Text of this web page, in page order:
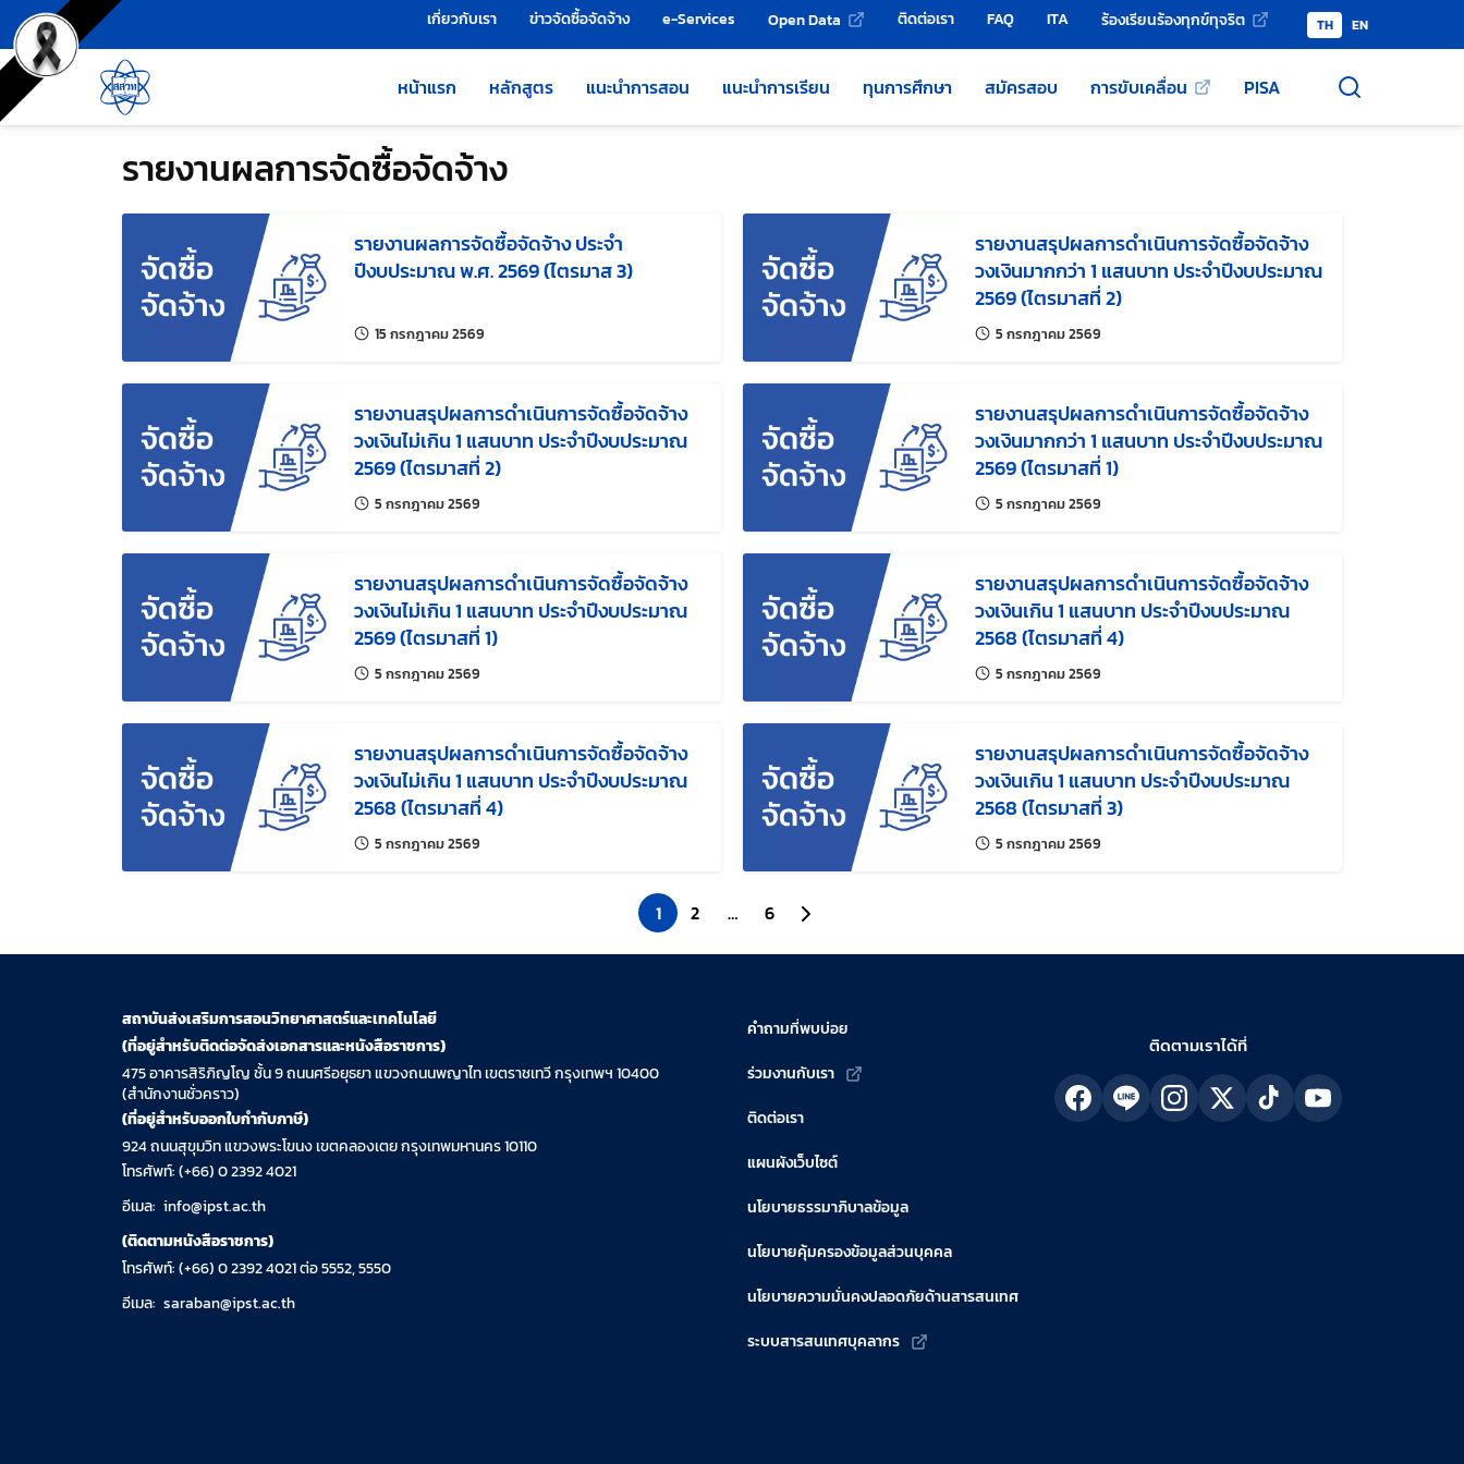
ข้ามไปยังเนื้อหาหลัก
เครื่องมือช่วยเหลือ เกี่ยวกับเรา ข่าวจัดซื้อจัดจ้าง e-Services Open Data ติดต่อเรา FAQ ITA ร้องเรียนร้องทุกข์ทุจริต TH EN
หน้าแรก หลักสูตร แนะนำการสอน แนะนำการเรียน ทุนการศึกษา สมัครสอบ การขับเคลื่อน PISA
รายงานผลการจัดซื้อจัดจ้าง
รายงานผลการจัดซื้อจัดจ้าง ประจำ
ปีงบประมาณ พ.ศ. 2569 (ไตรมาส 3)
15 กรกฎาคม 2569
รายงานสรุปผลการดำเนินการจัดซื้อจัดจ้าง
วงเงินมากกว่า 1 แสนบาท ประจำปีงบประมาณ
2569 (ไตรมาสที่ 2)
5 กรกฎาคม 2569
รายงานสรุปผลการดำเนินการจัดซื้อจัดจ้าง
วงเงินไม่เกิน 1 แสนบาท ประจำปีงบประมาณ
2569 (ไตรมาสที่ 2)
5 กรกฎาคม 2569
รายงานสรุปผลการดำเนินการจัดซื้อจัดจ้าง
วงเงินมากกว่า 1 แสนบาท ประจำปีงบประมาณ
2569 (ไตรมาสที่ 1)
5 กรกฎาคม 2569
รายงานสรุปผลการดำเนินการจัดซื้อจัดจ้าง
วงเงินไม่เกิน 1 แสนบาท ประจำปีงบประมาณ
2569 (ไตรมาสที่ 1)
5 กรกฎาคม 2569
รายงานสรุปผลการดำเนินการจัดซื้อจัดจ้าง
วงเงินเกิน 1 แสนบาท ประจำปีงบประมาณ
2568 (ไตรมาสที่ 4)
5 กรกฎาคม 2569
รายงานสรุปผลการดำเนินการจัดซื้อจัดจ้าง
วงเงินไม่เกิน 1 แสนบาท ประจำปีงบประมาณ
2568 (ไตรมาสที่ 4)
5 กรกฎาคม 2569
รายงานสรุปผลการดำเนินการจัดซื้อจัดจ้าง
วงเงินเกิน 1 แสนบาท ประจำปีงบประมาณ
2568 (ไตรมาสที่ 3)
5 กรกฎาคม 2569
1 2 … 6 ไปยังหน้าถัดไป
สถาบันส่งเสริมการสอนวิทยาศาสตร์และเทคโนโลยี
(ที่อยู่สำหรับติดต่อจัดส่งเอกสารและหนังสือราชการ)
475 อาคารสิริภิญโญ ชั้น 9 ถนนศรีอยุธยา แขวงถนนพญาไท เขตราชเทวี กรุงเทพฯ 10400
(สำนักงานชั่วคราว)
(ที่อยู่สำหรับออกใบกำกับภาษี)
924 ถนนสุขุมวิท แขวงพระโขนง เขตคลองเตย กรุงเทพมหานคร 10110
โทรศัพท์: (+66) 0 2392 4021
อีเมล: info@ipst.ac.th
(ติดตามหนังสือราชการ)
โทรศัพท์: (+66) 0 2392 4021 ต่อ 5552, 5550
อีเมล: saraban@ipst.ac.th
คำถามที่พบบ่อย
ร่วมงานกับเรา
ติดต่อเรา
แผนผังเว็บไซต์
นโยบายธรรมาภิบาลข้อมูล
นโยบายคุ้มครองข้อมูลส่วนบุคคล
นโยบายความมั่นคงปลอดภัยด้านสารสนเทศ
ระบบสารสนเทศบุคลากร
ติดตามเราได้ที่